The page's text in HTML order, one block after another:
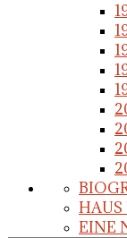
EINE